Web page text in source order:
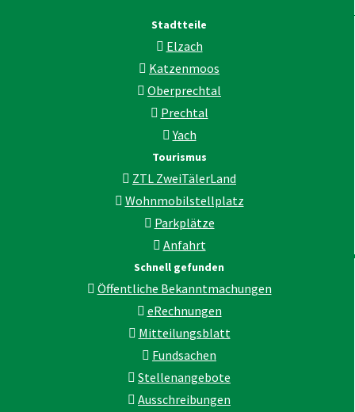
Stadtteile
Elzach
Katzenmoos
Oberprechtal
Prechtal
Yach
Tourismus
ZTL ZweiTälerLand
Wohnmobilstellplatz
Parkplätze
Anfahrt
Schnell gefunden
Öffentliche Bekanntmachungen
eRechnungen
Mitteilungsblatt
Fundsachen
Stellenangebote
Ausschreibungen